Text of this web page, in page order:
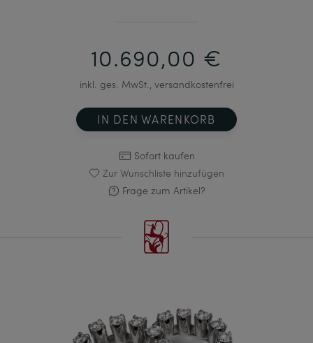
10.690,00 €
inkl. ges. MwSt., versandkostenfrei
IN DEN WARENKORB
Sofort kaufen
Zur Wunschliste hinzufügen
Frage zum Artikel?